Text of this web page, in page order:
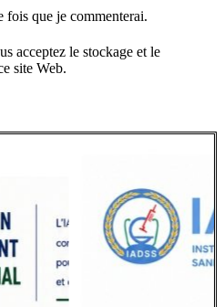
fois que je commenterai.
acceptez le stockage et le
site Web.